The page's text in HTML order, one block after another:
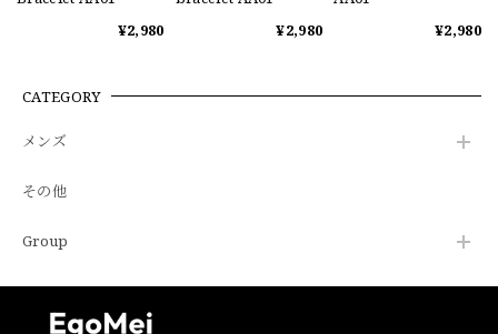
¥2,980
¥2,980
¥2,980
CATEGORY
メンズ
その他
Group